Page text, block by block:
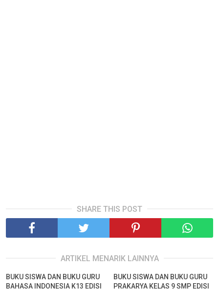
SHARE THIS POST
ARTIKEL MENARIK LAINNYA
BUKU SISWA DAN BUKU GURU
BAHASA INDONESIA K13 EDISI
BUKU SISWA DAN BUKU GURU
PRAKARYA KELAS 9 SMP EDISI